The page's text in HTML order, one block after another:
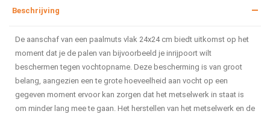
Beschrijving
De aanschaf van een paalmuts vlak 24x24 cm biedt uitkomst op het
moment dat je de palen van bijvoorbeeld je inrijpoort wilt
beschermen tegen vochtopname. Deze bescherming is van groot
belang, aangezien een te grote hoeveelheid aan vocht op een
gegeven moment ervoor kan zorgen dat het metselwerk in staat is
om minder lang mee te gaan. Het herstellen van het metselwerk en de